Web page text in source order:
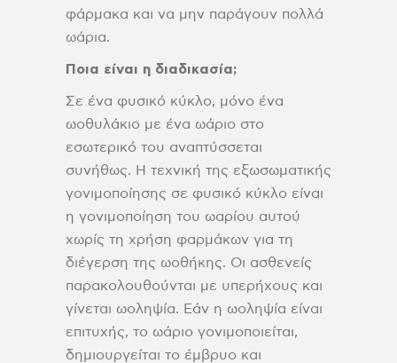
φάρμακα και να μην παράγουν πολλά
ωάρια.
Ποια είναι η διαδικασία;
Σε ένα φυσικό κύκλο, μόνο ένα
ωοθυλάκιο με ένα ωάριο στο
εσωτερικό του αναπτύσσεται
συνήθως. Η τεχνική της εξωσωματικής
γονιμοποίησης σε φυσικό κύκλο είναι
η γονιμοποίηση του ωαρίου αυτού
χωρίς τη χρήση φαρμάκων για τη
διέγερση της ωοθήκης. Οι ασθενείς
παρακολουθούνται με υπερήχους και
γίνεται ωοληψία. Εάν η ωοληψία είναι
επιτυχής, το ωάριο γονιμοποιείται,
δημιουργείται το έμβρυο και